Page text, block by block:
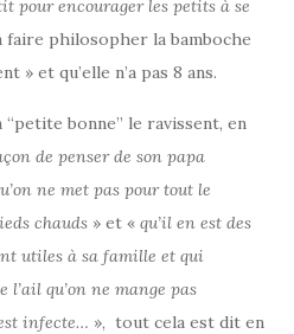
pour encourager les petits à se
faire philosopher la bamboche
» et qu’elle n’a pas 8 ans.
bonne” le ravissent, en
de penser de son papa
ne met pas pour tout le
chauds » et « qu’il en est des
utiles à sa famille et qui
qu’on ne mange pas
infecte… », tout cela est dit en